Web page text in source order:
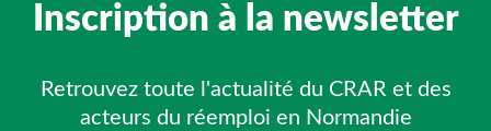
Inscription à la newsletter
Retrouvez toute l'actualité du CRAR et des
acteurs du réemploi en Normandie